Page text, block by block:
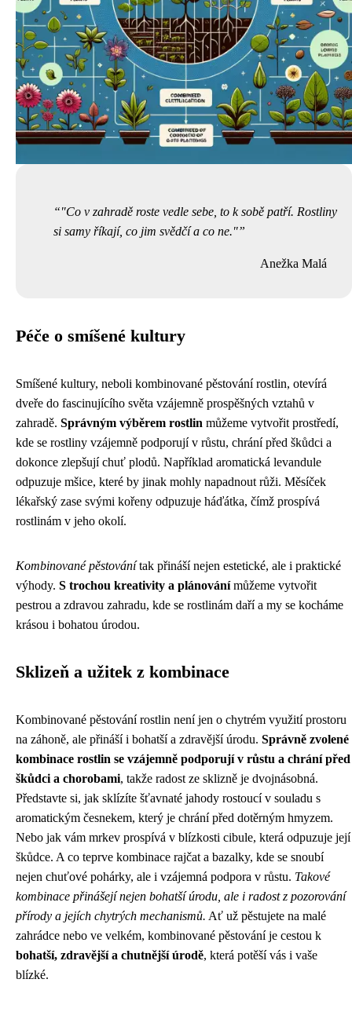
"Co v zahradě roste vedle sebe, to k sobě patří. Rostliny
si samy říkají, co jim svědčí a co ne."
Anežka Malá
Péče o smíšené kultury
Smíšené kultury, neboli kombinované pěstování rostlin, otevírá
dveře do fascinujícího světa vzájemně prospěšných vztahů v
zahradě. Správným výběrem rostlin můžeme vytvořit prostředí,
kde se rostliny vzájemně podporují v růstu, chrání před škůdci a
dokonce zlepšují chuť plodů. Například aromatická levandule
odpuzuje mšice, které by jinak mohly napadnout růži. Měsíček
lékařský zase svými kořeny odpuzuje háďátka, čímž prospívá
rostlinám v jeho okolí.
Kombinované pěstovánítak přináší nejen estetické, ale i praktické
výhody. S trochou kreativity a plánovánímůžeme vytvořit
pestrou a zdravou zahradu, kde se rostlinám daří a my se kocháme
krásou i bohatou úrodou.
Sklizeň a užitek z kombinace
Kombinované pěstování rostlin není jen o chytrém využití prostoru
na záhoně, ale přináší i bohatší a zdravější úrodu. Správně zvolené
kombinace rostlin se vzájemně podporují v růstu a chrání před
škůdci a chorobami, takže radost ze sklizně je dvojnásobná.
Představte si, jak sklízíte šťavnaté jahody rostoucí v souladu s
aromatickým česnekem, který je chrání před dotěrným hmyzem.
Nebo jak vám mrkev prospívá v blízkosti cibule, která odpuzuje její
škůdce. A co teprve kombinace rajčat a bazalky, kde se snoubí
nejen chuťové pohárky, ale i vzájemná podpora v růstu. Takové
kombinace přinášejí nejen bohatší úrodu, ale i radost z pozorování
přírody a jejích chytrých mechanismů. Ať už pěstujete na malé
zahrádce nebo ve velkém, kombinované pěstování je cestou k
bohatší, zdravější a chutnější úrodě, která potěší vás i vaše
blízké.